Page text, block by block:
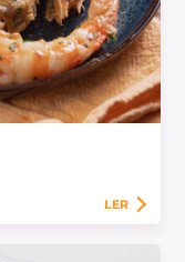
LER